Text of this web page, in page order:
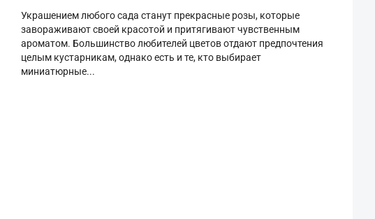
Украшением любого сада станут прекрасные розы, которые
завораживают своей красотой и притягивают чувственным
ароматом. Большинство любителей цветов отдают предпочтения
целым кустарникам, однако есть и те, кто выбирает
миниатюрные...